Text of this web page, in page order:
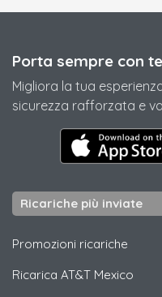
Porta sempre con
Migliora la tua
sicurezza rafforzata e
Ricariche più inviate
Promozioni ricariche
Ricarica AT&T Mexico